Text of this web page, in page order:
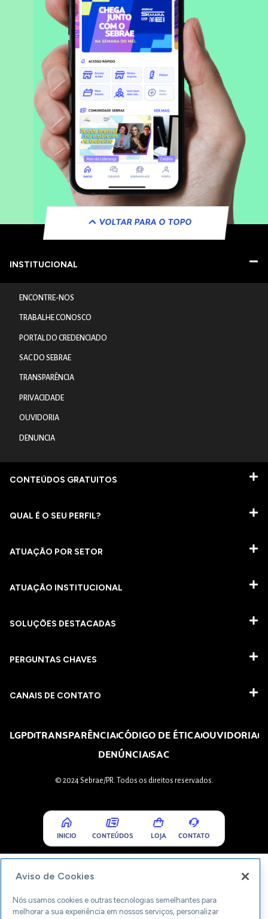
VOLTAR PARA O TOPO
INSTITUCIONAL
ENCONTRE-NOS
TRABALHE CONOSCO
PORTAL DO CREDENCIADO
SAC DO SEBRAE
TRANSPARÊNCIA
PRIVACIDADE
OUVIDORIA
DENUNCIA
CONTEÚDOS GRATUITOS
QUAL É O SEU PERFIL?
ATUAÇÃO POR SETOR
ATUAÇÃO INSTITUCIONAL
SOLUÇÕES DESTACADAS
PERGUNTAS CHAVES​
CANAIS DE CONTATO
LGPDTRANSPARÊNCIACÓDIGO DE ÉTICAOUVIDORIA
DENÚNCIASAC
© 2024 Sebrae/PR. Todos os direitos reservados.
INICIO CONTEÚDOS LOJA CONTATO
Aviso de Cookies
Nós usamos cookies e outras tecnologias semelhantes para
melhorar a sua experiência em nossos serviços, personalizar